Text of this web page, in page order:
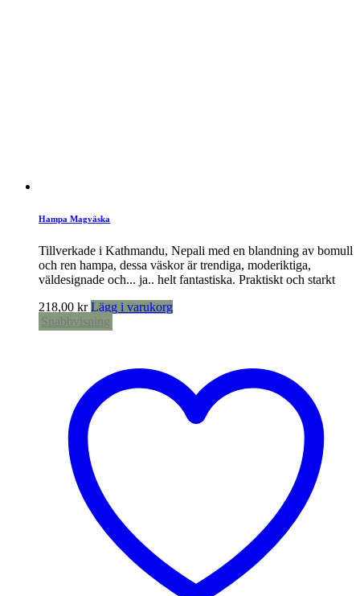
Hampa Magväska
Tillverkade i Kathmandu, Nepali med en blandning av bomull
och ren hampa, dessa väskor är trendiga, moderiktiga,
väldesignade och... ja.. helt fantastiska. Praktiskt och starkt
218,00 kr Lägg i varukorg
Snabbvisning